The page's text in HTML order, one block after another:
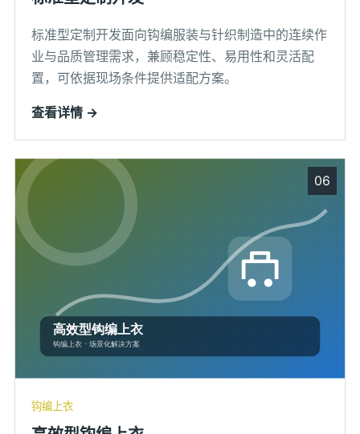
标准型定制开发面向钩编服装与针织制造中的连续作
业与品质管理需求，兼顾稳定性、易用性和灵活配
置，可依据现场条件提供适配方案。
查看详情 →
06
钩编上衣